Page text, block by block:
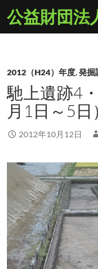
ン
ツ
へ
ッ
検
索
2012（H24）年度,発掘
馳上遺跡4
月1日～5日）
2012年10月12日